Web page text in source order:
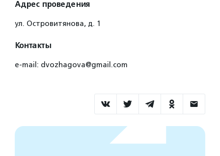
Адрес проведения
ул. Островитянова, д. 1
Контакты
e-mail: dvozhagova@gmail.com